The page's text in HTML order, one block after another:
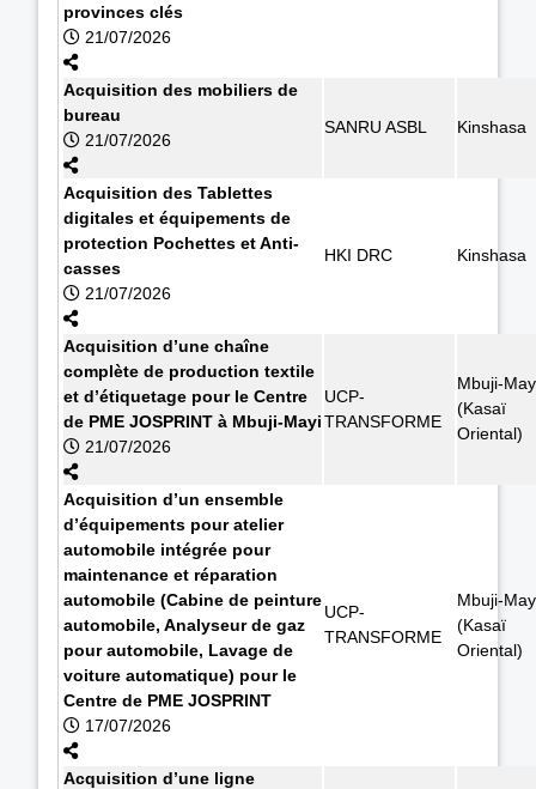
provinces clés
21/07/2026
Acquisition des mobiliers de
bureau
21/07/2026
SANRU ASBL Kinshasa
Acquisition des Tablettes
digitales et équipements de
protection Pochettes et Anti-
casses
21/07/2026
HKI DRC Kinshasa
Acquisition d’une chaîne
complète de production textile
et d’étiquetage pour le Centre
de PME JOSPRINT à Mbuji-Mayi
21/07/2026
UCP-
TRANSFORME
Mbuji-
(Kasaï
Oriental)
Acquisition d’un ensemble
d’équipements pour atelier
automobile intégrée pour
maintenance et réparation
automobile (Cabine de peinture
automobile, Analyseur de gaz
pour automobile, Lavage de
voiture automatique) pour le
Centre de PME JOSPRINT
17/07/2026
UCP-
TRANSFORME
Mbuji-
(Kasaï
Oriental)
Acquisition d’une ligne